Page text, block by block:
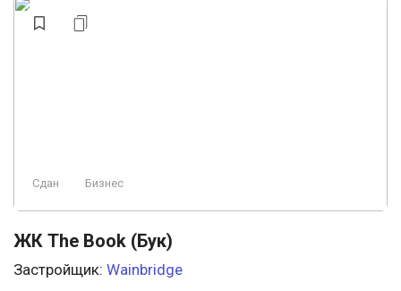
Сдан Бизнес
ЖК The Book (Бук)
Застройщик: Wainbridge